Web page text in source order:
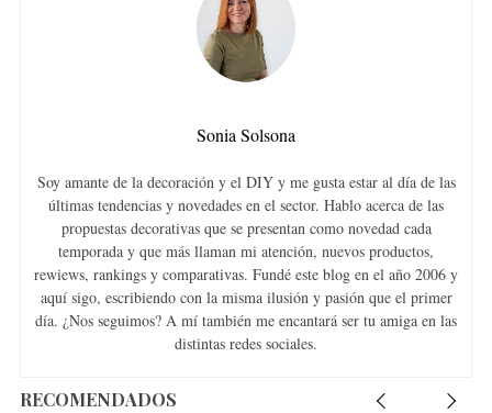
Sonia Solsona
Soy amante de la decoración y el DIY y me gusta estar al día de las
últimas tendencias y novedades en el sector. Hablo acerca de las
propuestas decorativas que se presentan como novedad cada
temporada y que más llaman mi atención, nuevos productos,
rewiews, rankings y comparativas. Fundé este blog en el año 2006 y
aquí sigo, escribiendo con la misma ilusión y pasión que el primer
día. ¿Nos seguimos? A mí también me encantará ser tu amiga en las
distintas redes sociales.
RECOMENDADOS